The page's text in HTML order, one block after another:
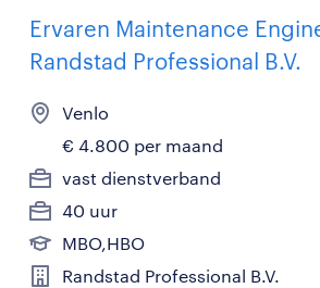
Ervaren Maintenance
Randstad Professional B.V.
Venlo
€ 4.800 per maand
vast dienstverband
40 uur
MBO,HBO
Randstad Professional B.V.